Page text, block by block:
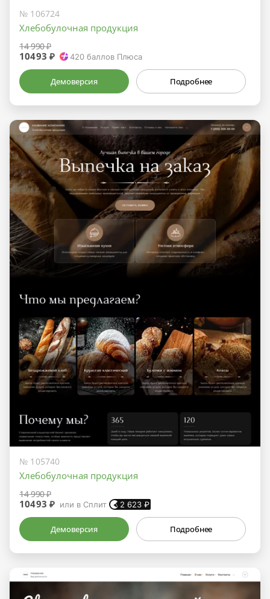
№ 106724
Хлебобулочная продукция
14 990 ₽
10493 ₽ 420 баллов Плюса
Демоверсия Подробнее
№ 105740
Хлебобулочная продукция
14 990 ₽
10493 ₽ или в Сплит 2 623 ₽
Демоверсия Подробнее